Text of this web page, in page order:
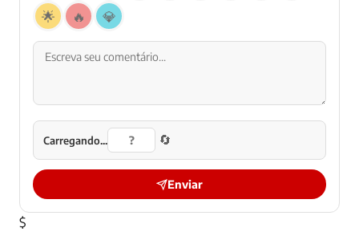
🌟
🔥 💎
Carregando... 🔄
Enviar
$